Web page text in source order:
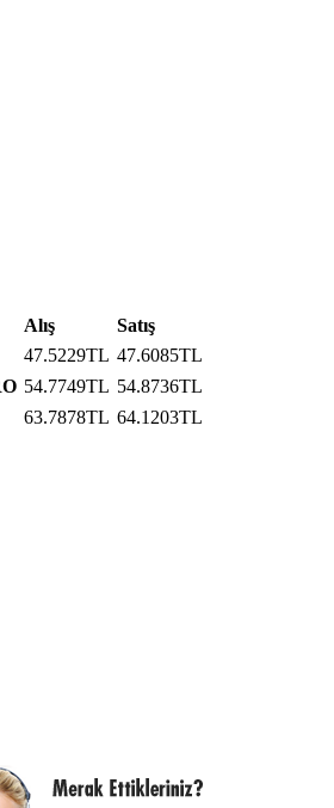
Alış
Satış
47.5229TL 47.6085TL
54.7749TL 54.8736TL
63.7878TL 64.1203TL